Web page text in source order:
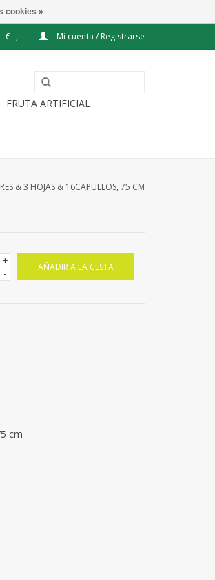
€--,-- Mi cuenta / Registrarse
FRUTA ARTIFICIAL
& 3 HOJAS & 16CAPULLOS, 75 CM
+
-
AÑADIR A LA CESTA
cm
cookies »